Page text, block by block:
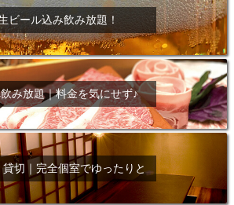
ビール込み飲み放題！
み放題｜料金を気にせず♪
貸切｜完全個室でゆったりと